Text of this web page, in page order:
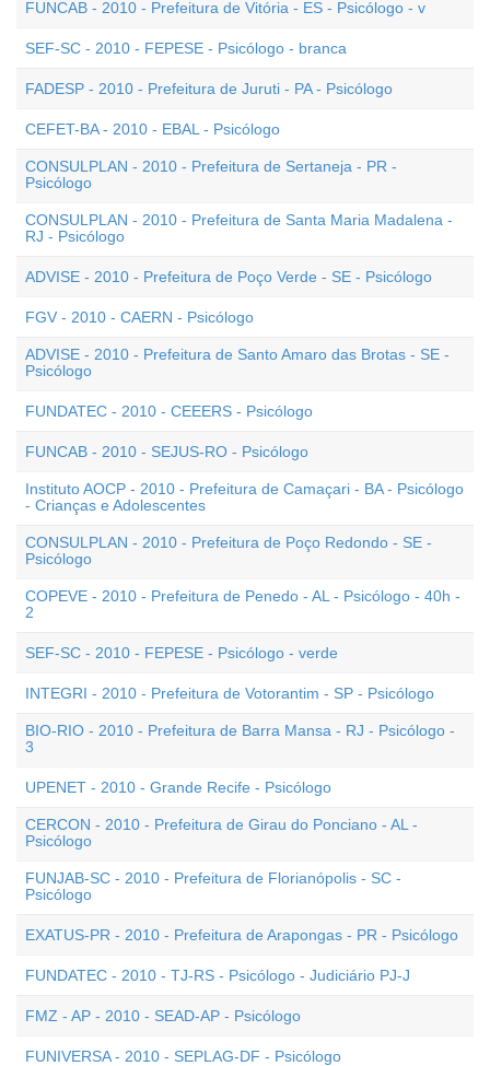
FUNCAB - 2010 - Prefeitura de Vitória - ES - Psicólogo - v
SEF-SC - 2010 - FEPESE - Psicólogo - branca
FADESP - 2010 - Prefeitura de Juruti - PA - Psicólogo
CEFET-BA - 2010 - EBAL - Psicólogo
CONSULPLAN - 2010 - Prefeitura de Sertaneja - PR -
Psicólogo
CONSULPLAN - 2010 - Prefeitura de Santa Maria Madalena -
RJ - Psicólogo
ADVISE - 2010 - Prefeitura de Poço Verde - SE - Psicólogo
FGV - 2010 - CAERN - Psicólogo
ADVISE - 2010 - Prefeitura de Santo Amaro das Brotas - SE -
Psicólogo
FUNDATEC - 2010 - CEEERS - Psicólogo
FUNCAB - 2010 - SEJUS-RO - Psicólogo
Instituto AOCP - 2010 - Prefeitura de Camaçari - BA - Psicólogo
- Crianças e Adolescentes
CONSULPLAN - 2010 - Prefeitura de Poço Redondo - SE -
Psicólogo
COPEVE - 2010 - Prefeitura de Penedo - AL - Psicólogo - 40h -
2
SEF-SC - 2010 - FEPESE - Psicólogo - verde
INTEGRI - 2010 - Prefeitura de Votorantim - SP - Psicólogo
BIO-RIO - 2010 - Prefeitura de Barra Mansa - RJ - Psicólogo -
3
UPENET - 2010 - Grande Recife - Psicólogo
CERCON - 2010 - Prefeitura de Girau do Ponciano - AL -
Psicólogo
FUNJAB-SC - 2010 - Prefeitura de Florianópolis - SC -
Psicólogo
EXATUS-PR - 2010 - Prefeitura de Arapongas - PR - Psicólogo
FUNDATEC - 2010 - TJ-RS - Psicólogo - Judiciário PJ-J
FMZ - AP - 2010 - SEAD-AP - Psicólogo
FUNIVERSA - 2010 - SEPLAG-DF - Psicólogo